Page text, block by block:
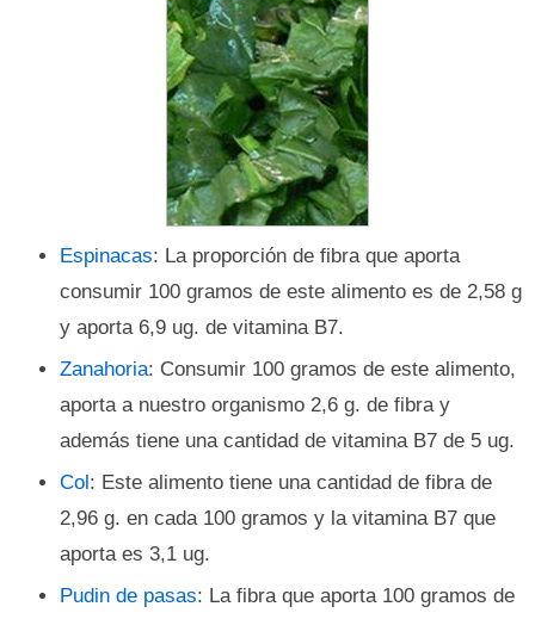
Espinacas: La proporción de fibra que aporta
consumir 100 gramos de este alimento es de 2,58 g
y aporta 6,9 ug. de vitamina B7.
Zanahoria: Consumir 100 gramos de este alimento,
aporta a nuestro organismo 2,6 g. de fibra y
además tiene una cantidad de vitamina B7 de 5 ug.
Col: Este alimento tiene una cantidad de fibra de
2,96 g. en cada 100 gramos y la vitamina B7 que
aporta es 3,1 ug.
Pudin de pasas: La fibra que aporta 100 gramos de